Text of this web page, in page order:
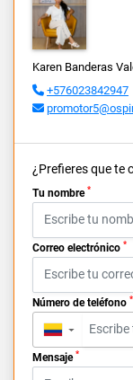
Karen Banderas
+576023842947
¿Prefieres que te
Tu nombre *
Correo electrónico *
Número de teléfono *
▼
Mensaje *